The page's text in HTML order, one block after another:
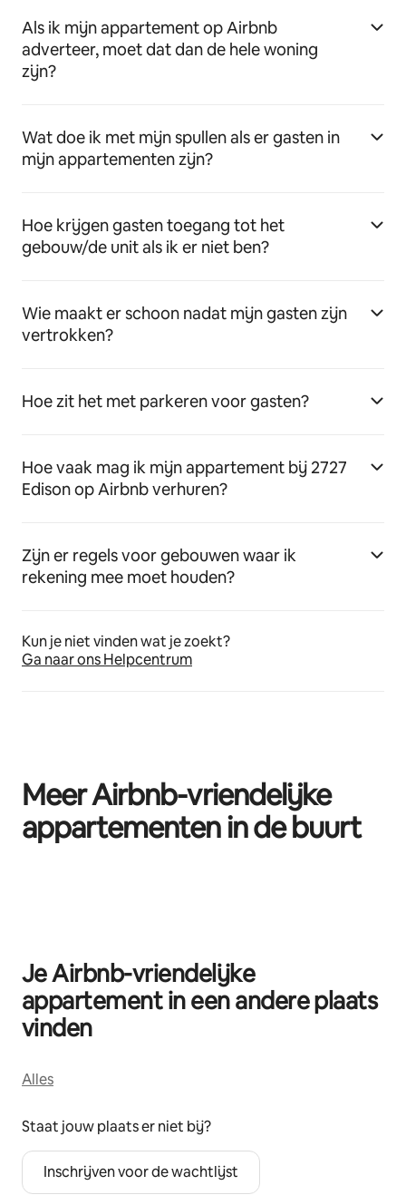
Als ik mijn appartement op Airbnb
adverteer, moet dat dan de hele woning
zijn?
Wat doe ik met mijn spullen als er gasten in
mijn appartementen zijn?
Hoe krijgen gasten toegang tot het
gebouw/de unit als ik er niet ben?
Wie maakt er schoon nadat mijn gasten zijn
vertrokken?
Hoe zit het met parkeren voor gasten?
Hoe vaak mag ik mijn appartement bij 2727
Edison op Airbnb verhuren?
Zijn er regels voor gebouwen waar ik
rekening mee moet houden?
Kun je niet vinden wat je zoekt?
Ga naar ons Helpcentrum
Meer Airbnb-vriendelijke
appartementen in de buurt
Je Airbnb-vriendelijke
appartement in een andere plaats
vinden
Alles
Staat jouw plaats er niet bij?
Inschrijven voor de wachtlijst